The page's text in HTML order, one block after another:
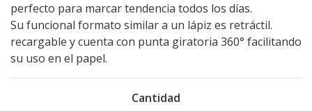
perfecto para marcar tendencia todos los días.
Su funcional formato similar a un lápiz es retráctil.
recargable y cuenta con punta giratoria 360° facilitando
su uso en el papel.
Cantidad